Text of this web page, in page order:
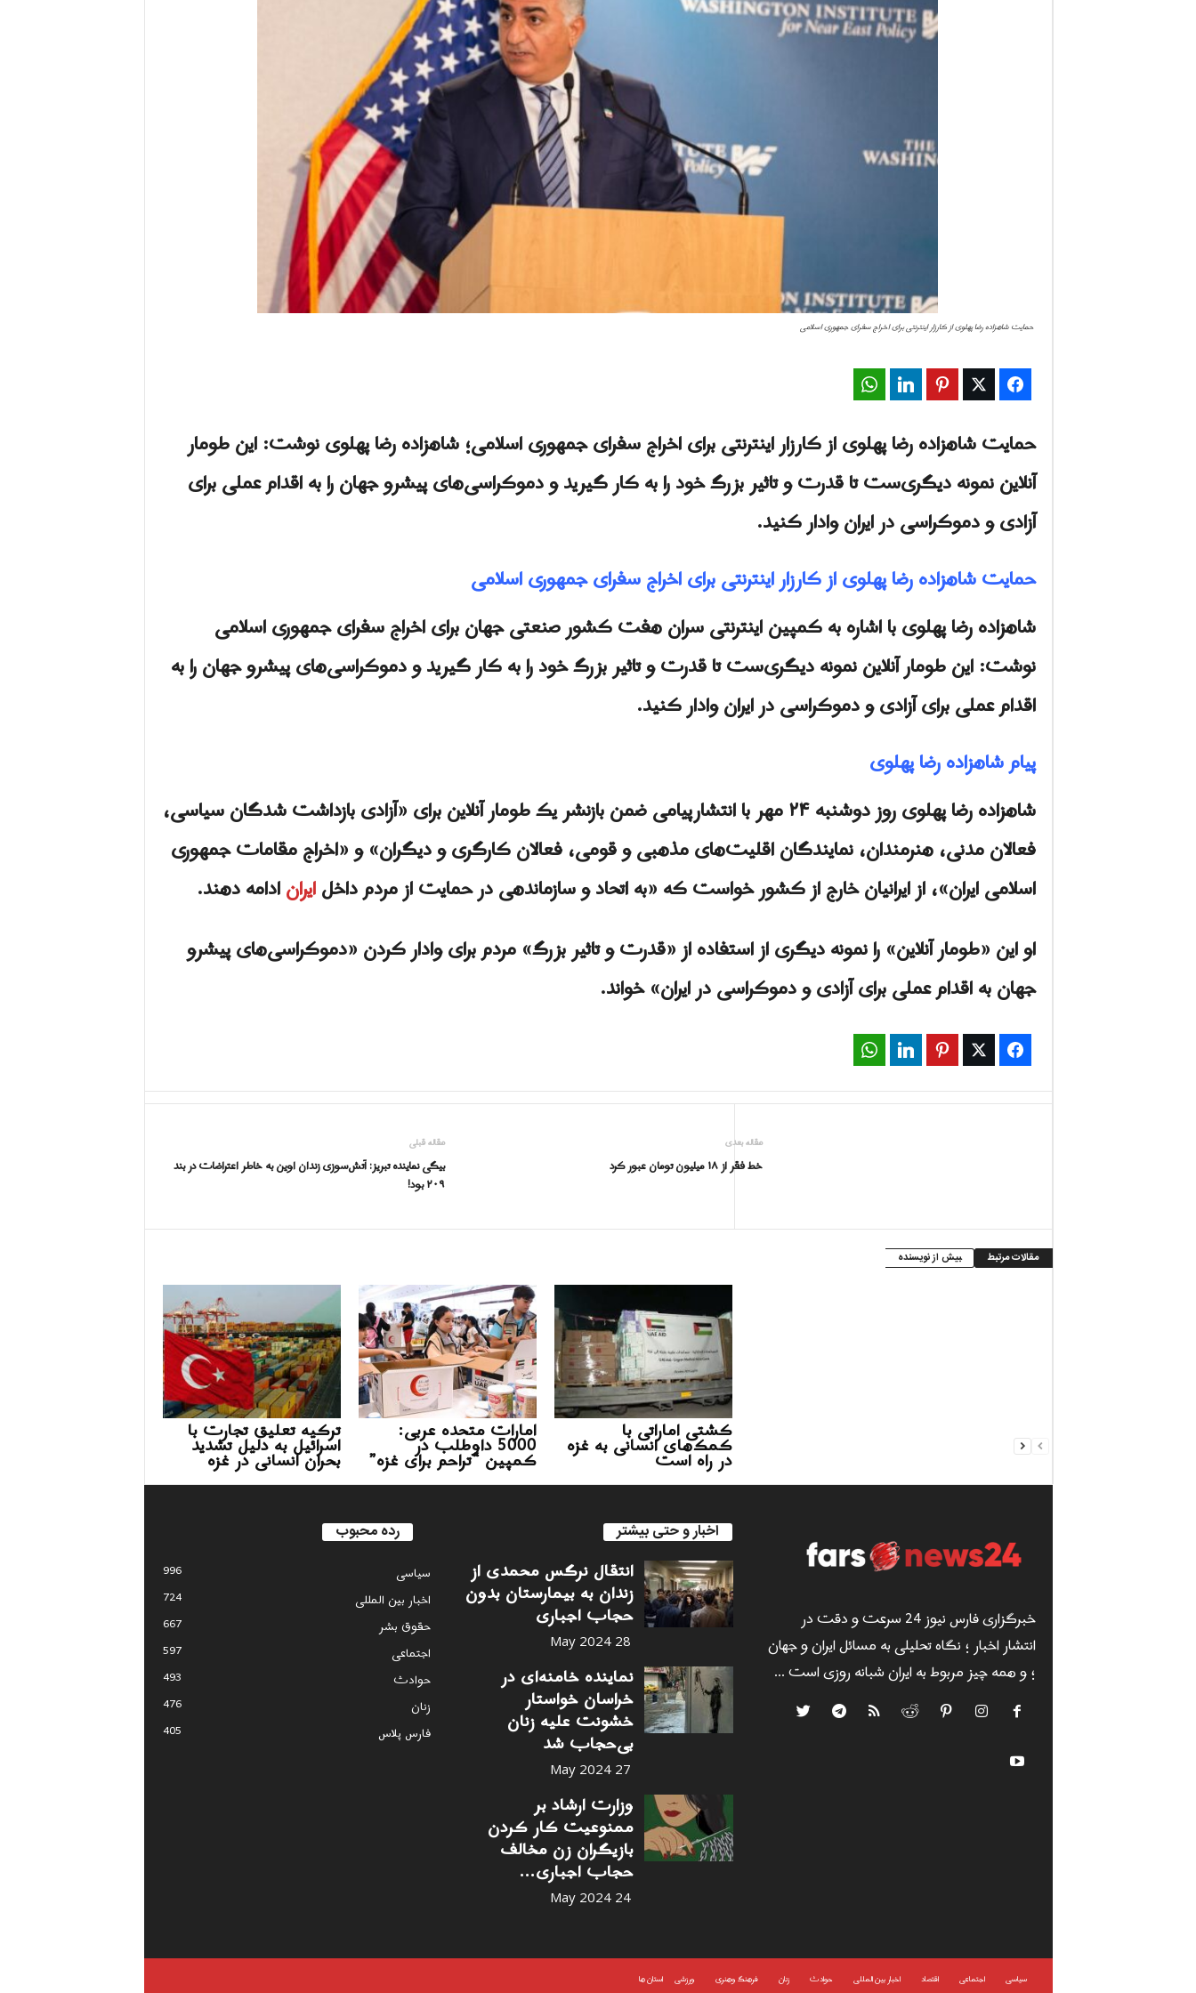
ف
س
ز
2
4
حمایت شاهزاده رضا پهلوی از کارزار اینترنتی برای اخراج سفرای جمهوری اسلامی
Facebook
Twitter
Pinterest
LinkedIn
حمایت شاهزاده رضا پهلوی از کارزار اینترنتی برای اخراج سفرای جمهوری اسلامی؛ شاهزاده رضا پهلوی نوشت: این طومار
آنلاین نمونه دیگری‌ست تا قدرت و تاثیر بزرگ خود را به کار گیرید و دموکراسی‌های پیشرو جهان را به اقدام عملی برای
آزادی و دموکراسی در ایران وادار کنید.
حمایت شاهزاده رضا پهلوی از کارزار اینترنتی برای اخراج سفرای جمهوری اسلامی
شاهزاده رضا پهلوی با اشاره به کمپین اینترنتی سران هفت کشور صنعتی جهان برای اخراج سفرای جمهوری اسلامی
نوشت: این طومار آنلاین نمونه دیگری‌ست تا قدرت و تاثیر بزرگ خود را به کار گیرید و دموکراسی‌های پیشرو جهان را به
اقدام عملی برای آزادی و دموکراسی در ایران وادار کنید.
پیام شاهزاده رضا پهلوی
شاهزاده رضا پهلوی روز دوشنبه ۲۴ مهر با انتشارپیامی ضمن بازنشر یک طومار آنلاین براى «آزادی بازداشت شدگان سیاسی،
فعالان مدنی، هنرمندان، نمایندگان اقلیت‌های مذهبی و قومی، فعالان کارگری و دیگران» و «اخراج مقامات جمهوری
اسلامی ایران»، از ایرانیان خارج از کشور خواست که «به اتحاد و سازماندهی در حمایت از مردم داخلایرانادامه دهند.
او این «طومار آنلاین» را نمونه دیگری از استفاده از «قدرت و تاثیر بزرگ» مردم برای وادار کردن «دموکراسی‌های پیشرو
جهان به اقدام عملی برای آزادی و دموکراسی در ایران» خواند.
Facebook
Twitter
Pinterest
LinkedIn
مقاله قبلی
بیگی نماینده تبریز: آتش‌سوزی زندان اوین به خاطر اعتراضات در بند
۲۰۹ بود!
مقاله بعدی
خط فقر از ۱۸ میلیون تومان عبور کرد
مقالات مرتبط بیش از نویسنده
ترکیه تعلیق تجارت با
اسرائیل به دلیل تشدید
بحران انسانی در غزه
امارات متحده عربی:
5000 داوطلب در
کمپین “تراحم برای غزه”
کشتی اماراتی با
کمک‌های انسانی به غزه
در راه است
خبرگزاری فارس نیوز 24 سرعت و دقت در
انتشار اخبار ؛ نگاه تحلیلی به مسائل ایران و جهان
؛ و همه چیز مربوط به ایران شبانه روزی است ...
اخبار و حتی بیشتر
انتقال نرگس محمدی از
زندان به بیمارستان بدون
حجاب اجباری
28 May 2024
نماینده خامنه‌ای در
خراسان خواستار
خشونت علیه زنان
بی‌حجاب شد
27 May 2024
وزارت ارشاد بر
ممنوعیت کار کردن
بازیگران زن مخالف
حجاب اجباری...
24 May 2024
رده محبوب
سياسى
996
اخبار بین المللی
724
حقوق بشر
667
اجتماعی
597
حوادث
493
زنان
476
فارس پلاس
405
سياسى اجتماعی اقتصاد اخبار بین المللی حوادث زنان فرهنگ وهنری ورزشی
استان ها